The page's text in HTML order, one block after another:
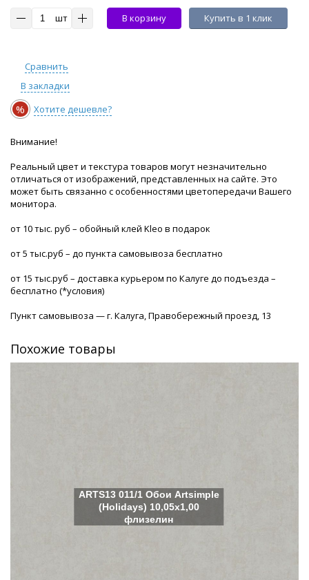
шт В корзину Купить в 1 клик
Сравнить
В закладки
% Хотите дешевле?
Внимание!
Реальный цвет и текстура товаров могут незначительно
отличаться от изображений, представленных на сайте. Это
может быть связанно с особенностями цветопередачи Вашего
монитора.
от 10 тыс. руб – обойный клей Kleo в подарок
от 5 тыс.руб – до пункта самовывоза бесплатно
от 15 тыс.руб – доставка курьером по Калуге до подъезда –
бесплатно (*условия)
Пункт самовывоза — г. Калуга, Правобережный проезд, 13
Похожие товары
ARTS13 011/1 Обои Artsimple
(Holidays) 10,05x1,00
флизелин